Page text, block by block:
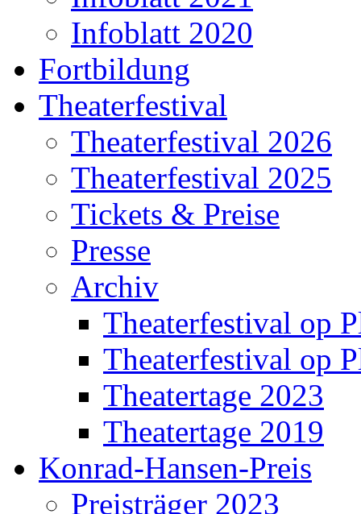
Infoblatt 2020
Fortbildung
Theaterfestival
Theaterfestival 2026
Theaterfestival 2025
Tickets & Preise
Presse
Archiv
Theaterfestival op
Theaterfestival op
Theatertage 2023
Theatertage 2019
Konrad-Hansen-Preis
Preisträger 2023